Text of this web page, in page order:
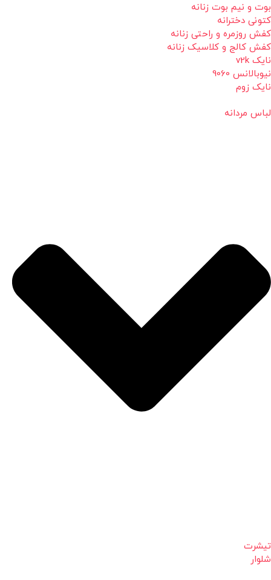
بوت و نیم بوت زنانه
کتونی دخترانه
کفش روزمره و راحتی زنانه
کفش کالج و کلاسیک زنانه
نایک v2k
نیوبالانس 9060
نایک زوم
لباس مردانه
تیشرت
شلوار